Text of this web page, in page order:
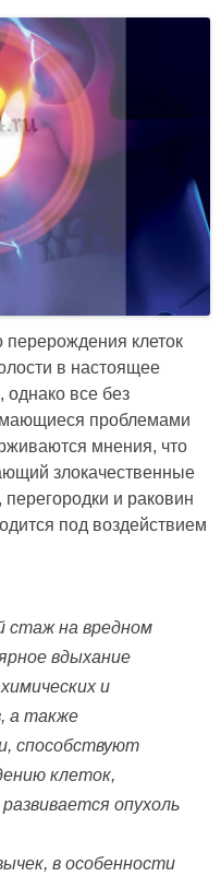
клеток
в настоящее
однако все без
проблемами
мнения, что
злокачественные
и раковин
под воздействием
стаж на вредном
вдыхание
и
а также
способствуют
клеток,
опухоль
в особенности